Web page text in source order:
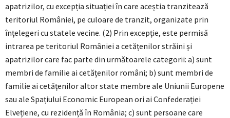
apatrizilor, cu excepția situației în care aceștia tranzitează
teritoriul României, pe culoare de tranzit, organizate prin
înțelegeri cu statele vecine. (2) Prin excepție, este permisă
intrarea pe teritoriul României a cetățenilor străini și
apatrizilor care fac parte din următoarele categorii: a) sunt
membri de familie ai cetățenilor români; b) sunt membri de
familie ai cetățenilor altor state membre ale Uniunii Europene
sau ale Spațiului Economic European ori ai Confederației
Elvețiene, cu rezidență în România; c) sunt persoane care